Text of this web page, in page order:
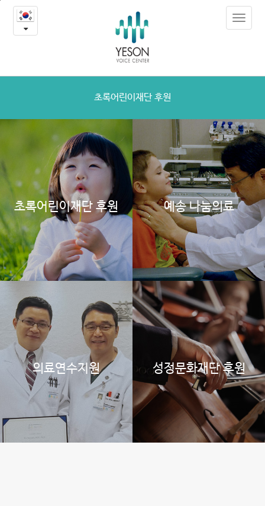
결
식
동
시
지
원
"혼
자
먹
는
밥
상"
-
의
사
Toggle
초록어린이재단 후원
초록어린이재단 후원 예송 나눔의료
의료연수지원 성정문화재단 후원